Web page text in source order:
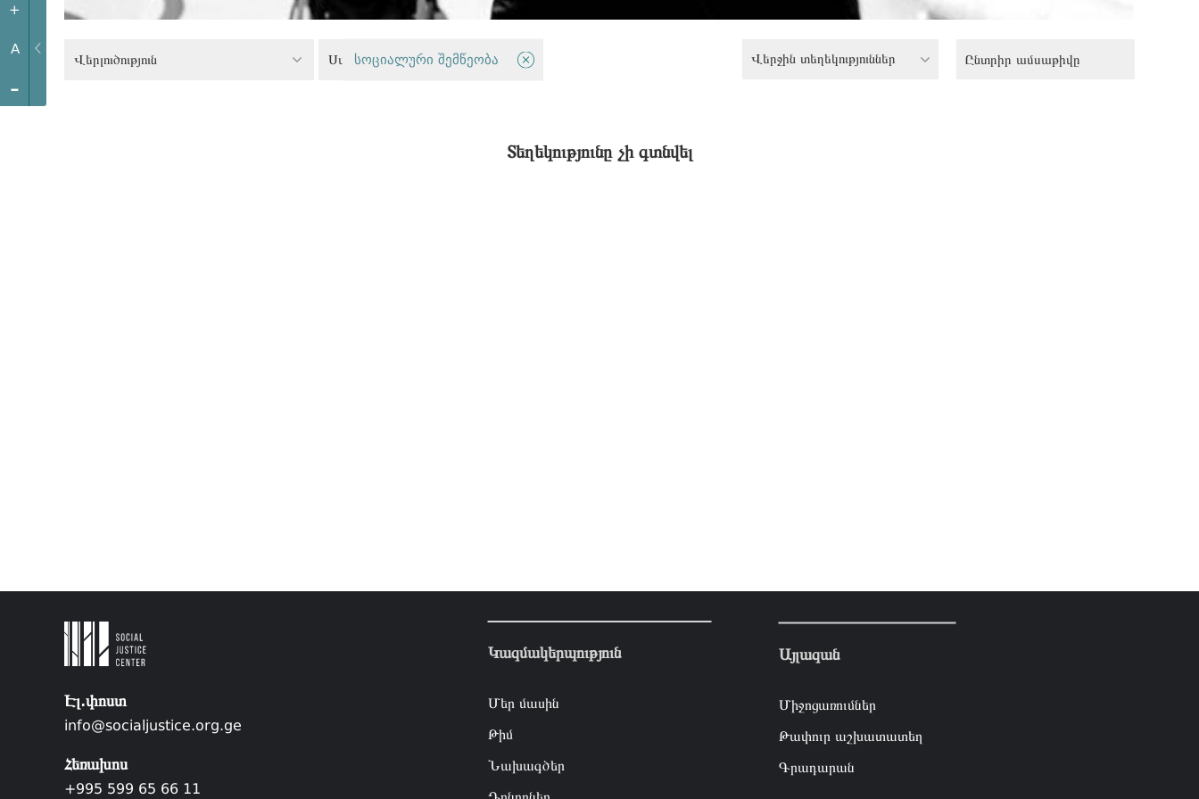
+
A
-
Վերլուծություն Սահմանափակ հնարավորություններ ունեցող անձանց իրավունքներ
სოციალური შემწეობა Վերջին տեղեկություններ
Տեղեկությունը չի գտնվել
Էլ.փոստ
info@socialjustice.org.ge
Հեռախոս
+995 599 65 66 11
Կազմակերպություն
Մեր մասին
Թիմ
Նախագծեր
Այլազան
Միջոցառումներ
Թափուր աշխատատեղ
Գրադարան